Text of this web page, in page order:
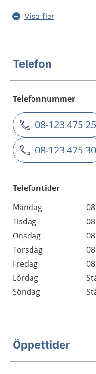
Visa fler
Telefon
Telefonnummer
08-123 475 25
08-123 475 30
Telefontider
Måndag
Tisdag
Onsdag
Torsdag
Fredag
Lördag
Söndag
Öppettider